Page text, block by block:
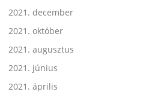
2021. december
2021. október
2021. augusztus
2021. június
2021. április